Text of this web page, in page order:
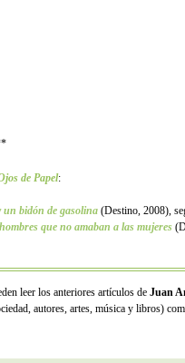
de Papel:
un bidón de gasolina (Destino, 2008),
que no amaban a las mujeres
leer los anteriores artículos de Juan
autores, artes, música y libros)